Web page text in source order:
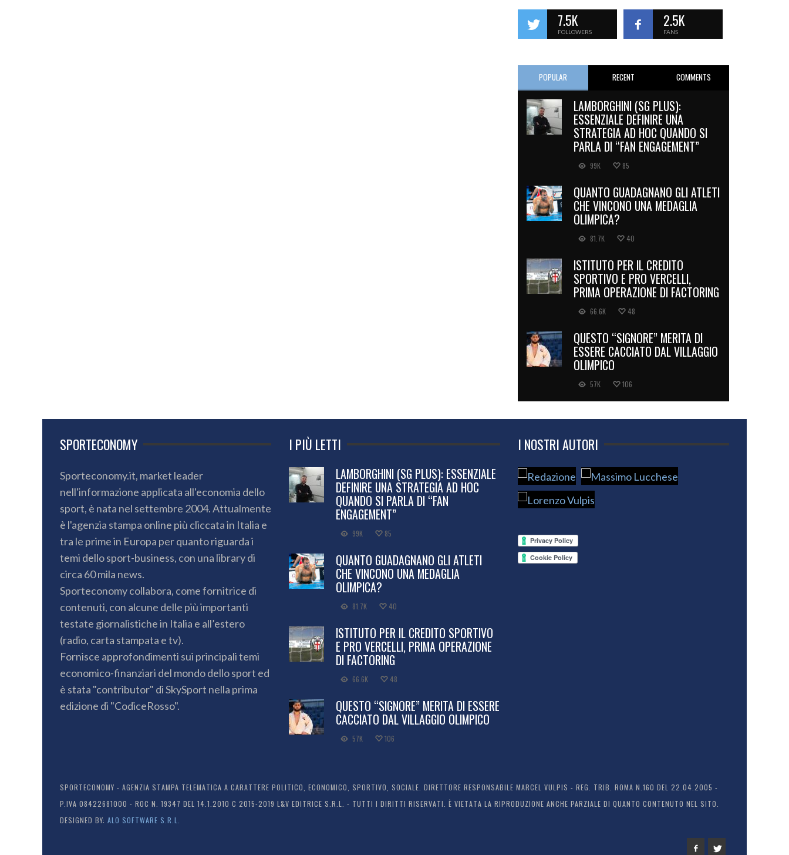
7.5K
FOLLOWERS
2.5K
FANS
POPULAR RECENT COMMENTS
LAMBORGHINI (SG PLUS):
ESSENZIALE DEFINIRE UNA
STRATEGIA AD HOC QUANDO SI
PARLA DI “FAN ENGAGEMENT”
99K 85
QUANTO GUADAGNANO GLI ATLETI
CHE VINCONO UNA MEDAGLIA
OLIMPICA?
81.7K 40
ISTITUTO PER IL CREDITO
SPORTIVO E PRO VERCELLI,
PRIMA OPERAZIONE DI FACTORING
66.6K 48
QUESTO “SIGNORE” MERITA DI
ESSERE CACCIATO DAL VILLAGGIO
OLIMPICO
57K 106
SPORTECONOMY
Sporteconomy.it, market leader
nell'informazione applicata all'economia dello
sport, è nata nel settembre 2004. Attualmente
è l'agenzia stampa online più cliccata in Italia e
tra le prime in Europa per quanto riguarda i
temi dello sport-business, con una library di
circa 60 mila news.
Sporteconomy collabora, come fornitrice di
contenuti, con alcune delle più importanti
testate giornalistiche in Italia e all’estero
(radio, carta stampata e tv).
Fornisce approfondimenti sui principali temi
economico-finanziari del mondo dello sport ed
è stata "contributor" di SkySport nella prima
edizione di "CodiceRosso".
I PIÙ LETTI
LAMBORGHINI (SG PLUS): ESSENZIALE
DEFINIRE UNA STRATEGIA AD HOC
QUANDO SI PARLA DI “FAN
ENGAGEMENT”
99K 85
QUANTO GUADAGNANO GLI ATLETI
CHE VINCONO UNA MEDAGLIA
OLIMPICA?
81.7K 40
ISTITUTO PER IL CREDITO SPORTIVO
E PRO VERCELLI, PRIMA OPERAZIONE
DI FACTORING
66.6K 48
QUESTO “SIGNORE” MERITA DI ESSERE
CACCIATO DAL VILLAGGIO OLIMPICO
57K 106
I NOSTRI AUTORI
SPORTECONOMY - AGENZIA STAMPA TELEMATICA A CARATTERE POLITICO, ECONOMICO, SPORTIVO, SOCIALE. DIRETTORE RESPONSABILE MARCEL VULPIS - REG. TRIB. ROMA N.160 DEL 22.04.2005 -
P.IVA 08422681000 - ROC N. 19347 DEL 14.1.2010 C 2015-2019 L&V EDITRICE S.R.L. - TUTTI I DIRITTI RISERVATI. È VIETATA LA RIPRODUZIONE ANCHE PARZIALE DI QUANTO CONTENUTO NEL SITO.
DESIGNED BY: ALO SOFTWARE S.R.L.